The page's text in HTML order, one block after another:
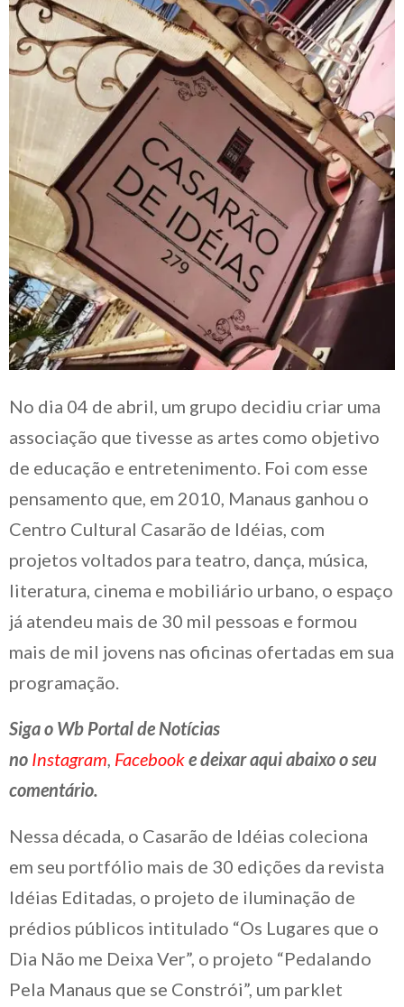
No dia 04 de abril, um grupo decidiu criar uma
associação que tivesse as artes como objetivo
de educação e entretenimento. Foi com esse
pensamento que, em 2010, Manaus ganhou o
Centro Cultural Casarão de Idéias, com
projetos voltados para teatro, dança, música,
literatura, cinema e mobiliário urbano, o espaço
já atendeu mais de 30 mil pessoas e formou
mais de mil jovens nas oficinas ofertadas em sua
programação.
Siga o Wb Portal de Notícias
no Instagram Facebooke deixar aqui abaixo o seu
comentário.
Nessa década, o Casarão de Idéias coleciona
em seu portfólio mais de 30 edições da revista
Idéias Editadas, o projeto de iluminação de
prédios públicos intitulado “Os Lugares que o
Dia Não me Deixa Ver”, o projeto “Pedalando
Pela Manaus que se Constrói”, um parklet